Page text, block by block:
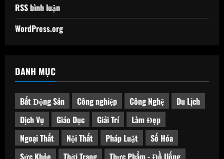
RSS bình luận
WordPress.org
DANH MỤC
Bất Động Sản Công nghiệp Công Nghệ
Du Lịch
Dịch Vụ
Giáo Dục Giải Trí
Làm Đẹp
Ngoại Thất
Nội Thất Pháp Luật
Số Hóa
Sức Khỏe
Thời Trang
Thực Phẩm - Đồ Uống